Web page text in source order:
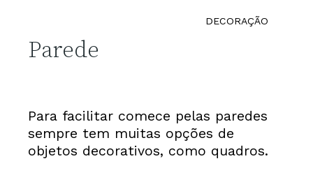
Para facilitar comece pelas paredes
sempre tem muitas opções de
objetos decorativos, como quadros.
Parede
DECORAÇÃO